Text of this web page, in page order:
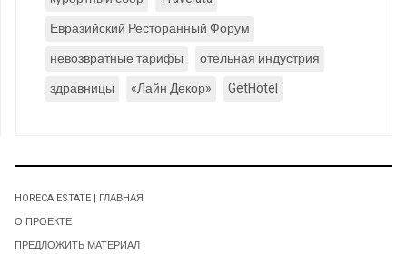
Евразийский Ресторанный Форум
невозвратные тарифы
отельная индустрия
здравницы
«Лайн Декор» GetHotel
HORECA ESTATE | ГЛАВНАЯ
О ПРОЕКТЕ
ПРЕДЛОЖИТЬ МАТЕРИАЛ